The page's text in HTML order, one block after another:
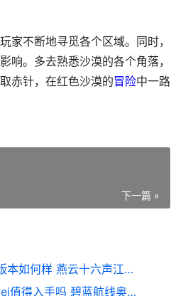
家不断地寻觅各个区域。同时，
响。多去熟悉沙漠的各个角落，
赤针，在红色沙漠的冒险中一路
下一篇 »
燕云十六声江南时代版本如何样 燕云十六声江南镇守
碧蓝航线奥德莉亚Zwei值得入手吗 碧蓝航线奥德莉亚手办